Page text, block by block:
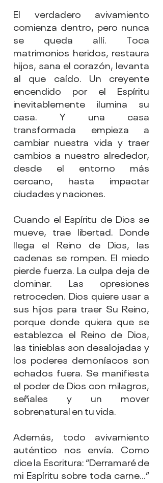
El verdadero avivamiento
comienza dentro, pero nunca
se queda allí. Toca
matrimonios heridos, restaura
hijos, sana el corazón, levanta
al que caído. Un creyente
encendido por el Espíritu
inevitablemente ilumina su
casa. Y una casa
transformada empieza a
cambiar nuestra vida y traer
cambios a nuestro alrededor,
desde el entorno más
cercano, hasta impactar
ciudades y naciones.
Cuando el Espíritu de Dios se
mueve, trae libertad. Donde
llega el Reino de Dios, las
cadenas se rompen. El miedo
pierde fuerza. La culpa deja de
dominar. Las opresiones
retroceden. Dios quiere usar a
sus hijos para traer Su Reino,
porque donde quiera que se
establezca el Reino de Dios,
las tinieblas son desalojadas y
los poderes demoníacos son
echados fuera. Se manifiesta
el poder de Dios con milagros,
señales y un mover
sobrenatural en tu vida.
Además, todo avivamiento
auténtico nos envía. Como
dice la Escritura: “Derramaré de
mi Espíritu sobre toda carne…”